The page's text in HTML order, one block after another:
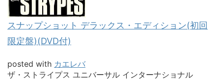
スナップショット デラックス・エディション(初回
限定盤)(DVD付)
posted with カエレバ
ザ・ストライプス ユニバーサル インターナショナル